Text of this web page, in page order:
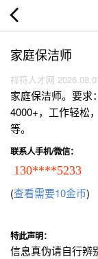
家庭保洁师
祥符人才网
家庭保洁师。要求
4000+，工作轻松
等。
联系人手机/微信：
130****5233
(查看需要10金币)
特此声明：
信息真伪请自行辨